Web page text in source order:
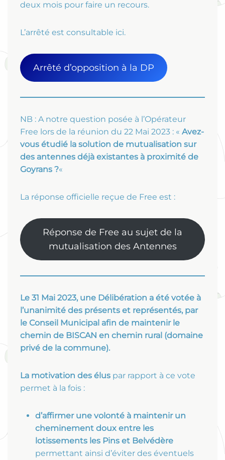
deux mois pour faire un recours.
L’arrêté est consultable ici.
Arrêté d’opposition à la DP
NB : A notre question posée à l’Opérateur
Free lors de la réunion du 22 Mai 2023 : « Avez-
vous étudié la solution de mutualisation sur
des antennes déjà existantes à proximité de
Goyrans ?«
La réponse officielle reçue de Free est :
Réponse de Free au sujet de la
mutualisation des Antennes
Le 31 Mai 2023, une Délibération a été votée à
l’unanimité des présents et représentés, par
le Conseil Municipal afin de maintenir le
chemin de BISCAN en chemin rural (domaine
privé de la commune).
La motivation des élus par rapport à ce vote
permet à la fois :
d’affirmer une volonté à maintenir un
cheminement doux entre les
lotissements les Pins et Belvédère
permettant ainsi d’éviter des éventuels